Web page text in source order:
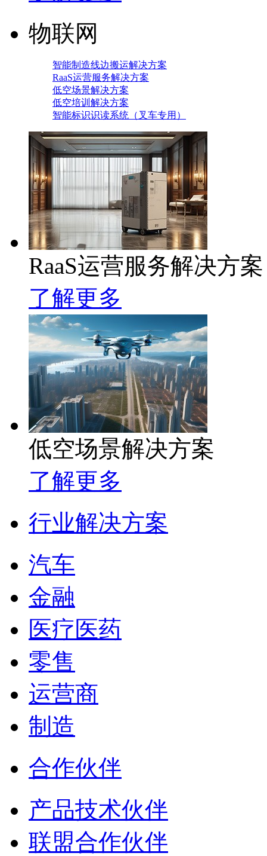
物联网
智能制造线边搬运解决方案
RaaS运营服务解决方案
低空场景解决方案
低空培训解决方案
智能标识识读系统（叉车专用）
RaaS运营服务解决方案
了解更多
低空场景解决方案
了解更多
行业解决方案
汽车
金融
医疗医药
零售
运营商
制造
合作伙伴
产品技术伙伴
联盟合作伙伴